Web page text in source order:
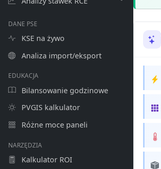
DANE PSE
KSE na żywo
Analiza import/eksport
EDUKACJA
Bilansowanie godzinowe
PVGIS kalkulator
Różne moce paneli
NARZĘDZIA
Kalkulator ROI